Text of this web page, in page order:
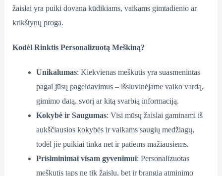
žaislai yra puiki dovana kūdikiams, vaikams gimtadienio ar
krikštynų proga.
Kodėl Rinktis Personalizuotą Meškiną?
Unikalumas: Kiekvienas meškutis yra suasmenintas
pagal jūsų pageidavimus – išsiuvinėjame vaiko vardą,
gimimo datą, svorį ar kitą svarbią informaciją.
Kokybė ir Saugumas: Visi mūsų žaislai gaminami iš
aukščiausios kokybės ir vaikams saugių medžiagų,
todėl jie puikiai tinka net ir patiems mažiausiems.
Prisiminimai visam gyvenimui: Personalizuotas
meškutis taps ne tik žaislu, bet ir brangia atminimo